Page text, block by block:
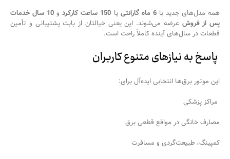
همه مدل‌های جدید با6 ماه گارانتی یا 150 ساعت کارکردو 10 سال خدمات
پس از فروش عرضه می‌شوند. این یعنی خیالتان از بابت پشتیبانی و تأمین
قطعات در سال‌های آینده کاملاً راحت است.
پاسخ به نیازهای متنوع کاربران
این موتور برق‌ها انتخابی ایده‌آل برای:
مراکز پزشکی
مصارف خانگی در مواقع قطعی برق
کمپینگ، طبیعت‌گردی و مسافرت